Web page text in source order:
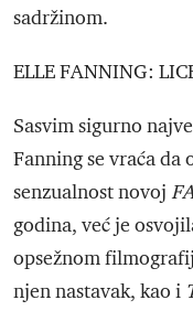
sadržinom.
ELLE FANNING:
Sasvim sigurno
Fanning se vraća da
senzualnost novoj
godina, već je
opsežnom
njen nastavak, kao i